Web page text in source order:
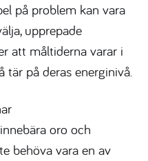
på problem kan vara
upprepade
att måltiderna varar i
på deras energinivå.
oro och
behöva vara en av